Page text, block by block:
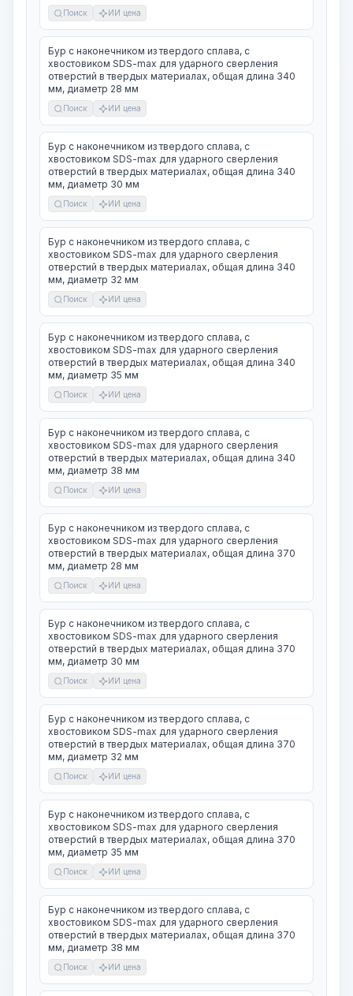
Поиск ИИ цена
Бур с наконечником из твердого сплава, с
хвостовиком SDS-max для ударного сверления
отверстий в твердых материалах, общая длина 340
мм, диаметр 28 мм
Поиск ИИ цена
Бур с наконечником из твердого сплава, с
хвостовиком SDS-max для ударного сверления
отверстий в твердых материалах, общая длина 340
мм, диаметр 30 мм
Поиск ИИ цена
Бур с наконечником из твердого сплава, с
хвостовиком SDS-max для ударного сверления
отверстий в твердых материалах, общая длина 340
мм, диаметр 32 мм
Поиск ИИ цена
Бур с наконечником из твердого сплава, с
хвостовиком SDS-max для ударного сверления
отверстий в твердых материалах, общая длина 340
мм, диаметр 35 мм
Поиск ИИ цена
Бур с наконечником из твердого сплава, с
хвостовиком SDS-max для ударного сверления
отверстий в твердых материалах, общая длина 340
мм, диаметр 38 мм
Поиск ИИ цена
Бур с наконечником из твердого сплава, с
хвостовиком SDS-max для ударного сверления
отверстий в твердых материалах, общая длина 370
мм, диаметр 28 мм
Поиск ИИ цена
Бур с наконечником из твердого сплава, с
хвостовиком SDS-max для ударного сверления
отверстий в твердых материалах, общая длина 370
мм, диаметр 30 мм
Поиск ИИ цена
Бур с наконечником из твердого сплава, с
хвостовиком SDS-max для ударного сверления
отверстий в твердых материалах, общая длина 370
мм, диаметр 32 мм
Поиск ИИ цена
Бур с наконечником из твердого сплава, с
хвостовиком SDS-max для ударного сверления
отверстий в твердых материалах, общая длина 370
мм, диаметр 35 мм
Поиск ИИ цена
Бур с наконечником из твердого сплава, с
хвостовиком SDS-max для ударного сверления
отверстий в твердых материалах, общая длина 370
мм, диаметр 38 мм
Поиск ИИ цена